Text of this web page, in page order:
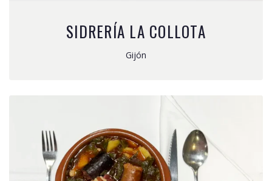
SIDRERÍA LA COLLOTA
Gijón